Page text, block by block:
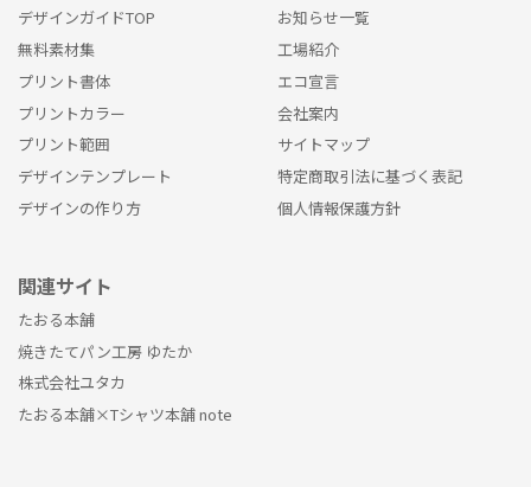
デザインガイドTOP
無料素材集
プリント書体
プリントカラー
プリント範囲
デザインテンプレート
デザインの作り方
お知らせ一覧
工場紹介
エコ宣言
会社案内
サイトマップ
特定商取引法に基づく表記
個人情報保護方針
関連サイト
たおる本舗
焼きたてパン工房 ゆたか
株式会社ユタカ
たおる本舗×Tシャツ本舗 note